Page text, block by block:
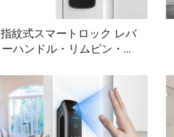
指紋式スマートロック レバ
ーハンドル・リムピン・カ